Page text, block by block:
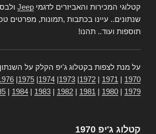
קטלוגי המכירות והאביזרים לדגמי Jeep
שנתונים.. עיינו בכתבות ,תמונות, מפרטים
תוספות ועוד.. תהנו!
על מנת לצפות בקטלוג ג'יפ הקלק על
1970
1971
1972
1973
1974
1975
1979
1980
1981
1982
1983
1984
קטלוג ג'יפ 1970